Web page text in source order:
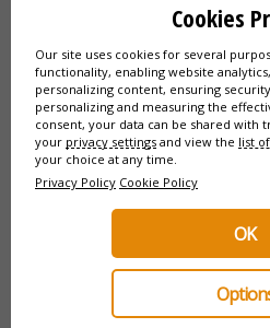
Taksim ➔ Nişantaşı
🚇
➕ 🚶
⏱~10
Sultanahmet ➔ Wielki
Bazar
(Historyczne zakupy)
🚶
⛴️
Linia:
⏱~1
Cookies
Our site uses cookies for several
functionality, enabling website
personalizing content, ensuring
personalizing and measuring the
consent, your data can be shared with
your privacy settings and view the list
your choice at any time.
Privacy Policy Cookie Policy
OK